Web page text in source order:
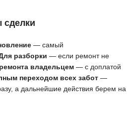
— самый
разборки — если ремонт не
владельцем — с доплатой
переходом всех забот —
а дальнейшие действия берем на